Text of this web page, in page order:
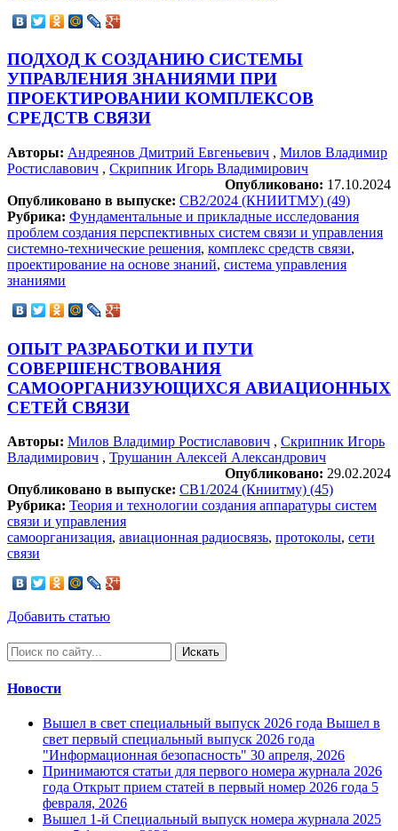
ПОДХОД К СОЗДАНИЮ СИСТЕМЫ
УПРАВЛЕНИЯ ЗНАНИЯМИ ПРИ
ПРОЕКТИРОВАНИИ КОМПЛЕКСОВ
СРЕДСТВ СВЯЗИ
Авторы: Андреянов Дмитрий Евгеньевич , Милов Владимир
Ростиславович , Скрипник Игорь Владимирович
Опубликовано: 17.10.2024
Опубликовано в выпуске: СВ2/2024 (КНИИТМУ) (49)
Рубрика: Фундаментальные и прикладные исследования
проблем создания перспективных систем связи и управления
системно-технические решения, комплекс средств связи,
проектирование на основе знаний, система управления
знаниями
ОПЫТ РАЗРАБОТКИ И ПУТИ
СОВЕРШЕНСТВОВАНИЯ
САМООРГАНИЗУЮЩИХСЯ АВИАЦИОННЫХ
СЕТЕЙ СВЯЗИ
Авторы: Милов Владимир Ростиславович , Скрипник Игорь
Владимирович , Трушанин Алексей Александрович
Опубликовано: 29.02.2024
Опубликовано в выпуске: СВ1/2024 (Книитму) (45)
Рубрика: Теория и технологии создания аппаратуры систем
связи и управления
самоорганизация, авиационная радиосвязь, протоколы, сети
связи
Добавить статью
Искать
Новости
Вышел в свет специальный выпуск 2026 года Вышел в
свет первый специальный выпуск 2026 года
"Информационная безопасность" 30 апреля, 2026
Принимаются статьи для первого номера журнала 2026
года Открыт прием статей в первый номер 2026 года 5
февраля, 2026
Вышел 1-й Специальный выпуск номера журнала 2025